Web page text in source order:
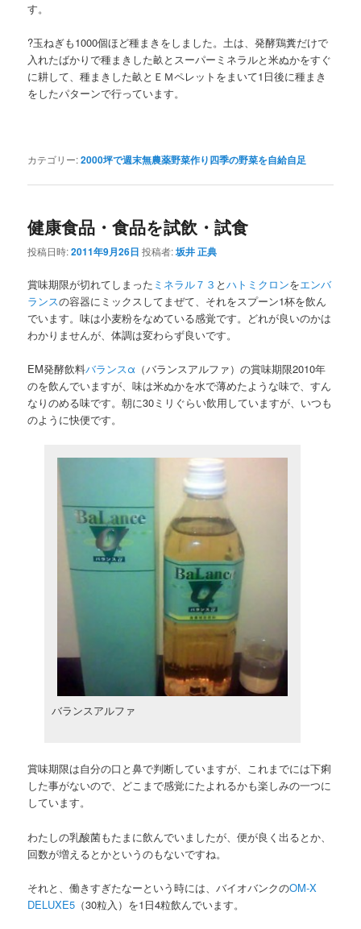
す。
?玉ねぎも1000個ほど種まきをしました。土は、発酵鶏糞だけで
入れたばかりで種まきした畝とスーパーミネラルと米ぬかをすぐ
に耕して、種まきした畝とＥＭペレットをまいて1日後に種まき
をしたパターンで行っています。
カテゴリー:2000坪で週末無農薬野菜作り四季の野菜を自給自足
健康食品・食品を試飲・試食
投稿日時:2011年9月26日 投稿者:坂井 正典
賞味期限が切れてしまった ミネラル７３ とハトミクロンをエンバ
ランスの容器にミックスしてまぜて、それをスプーン1杯を飲ん
でいます。味は小麦粉をなめている感覚です。どれが良いのかは
わかりませんが、体調は変わらず良いです。
EM発酵飲料バランスα （バランスアルファ）の賞味期限2010年
のを飲んでいますが、味は米ぬかを水で薄めたような味で、すん
なりのめる味です。朝に30ミリぐらい飲用していますが、いつも
のように快便です。
バランスアルファ
賞味期限は自分の口と鼻で判断していますが、これまでには下痢
した事がないので、どこまで感覚にたよれるかも楽しみの一つに
しています。
わたしの乳酸菌もたまに飲んでいましたが、便が良く出るとか、
回数が増えるとかというのもないですね。
それと、働きすぎたなーという時には、バイオバンクのOM-X
DELUXE5 （30粒入）を1日4粒飲んでいます。